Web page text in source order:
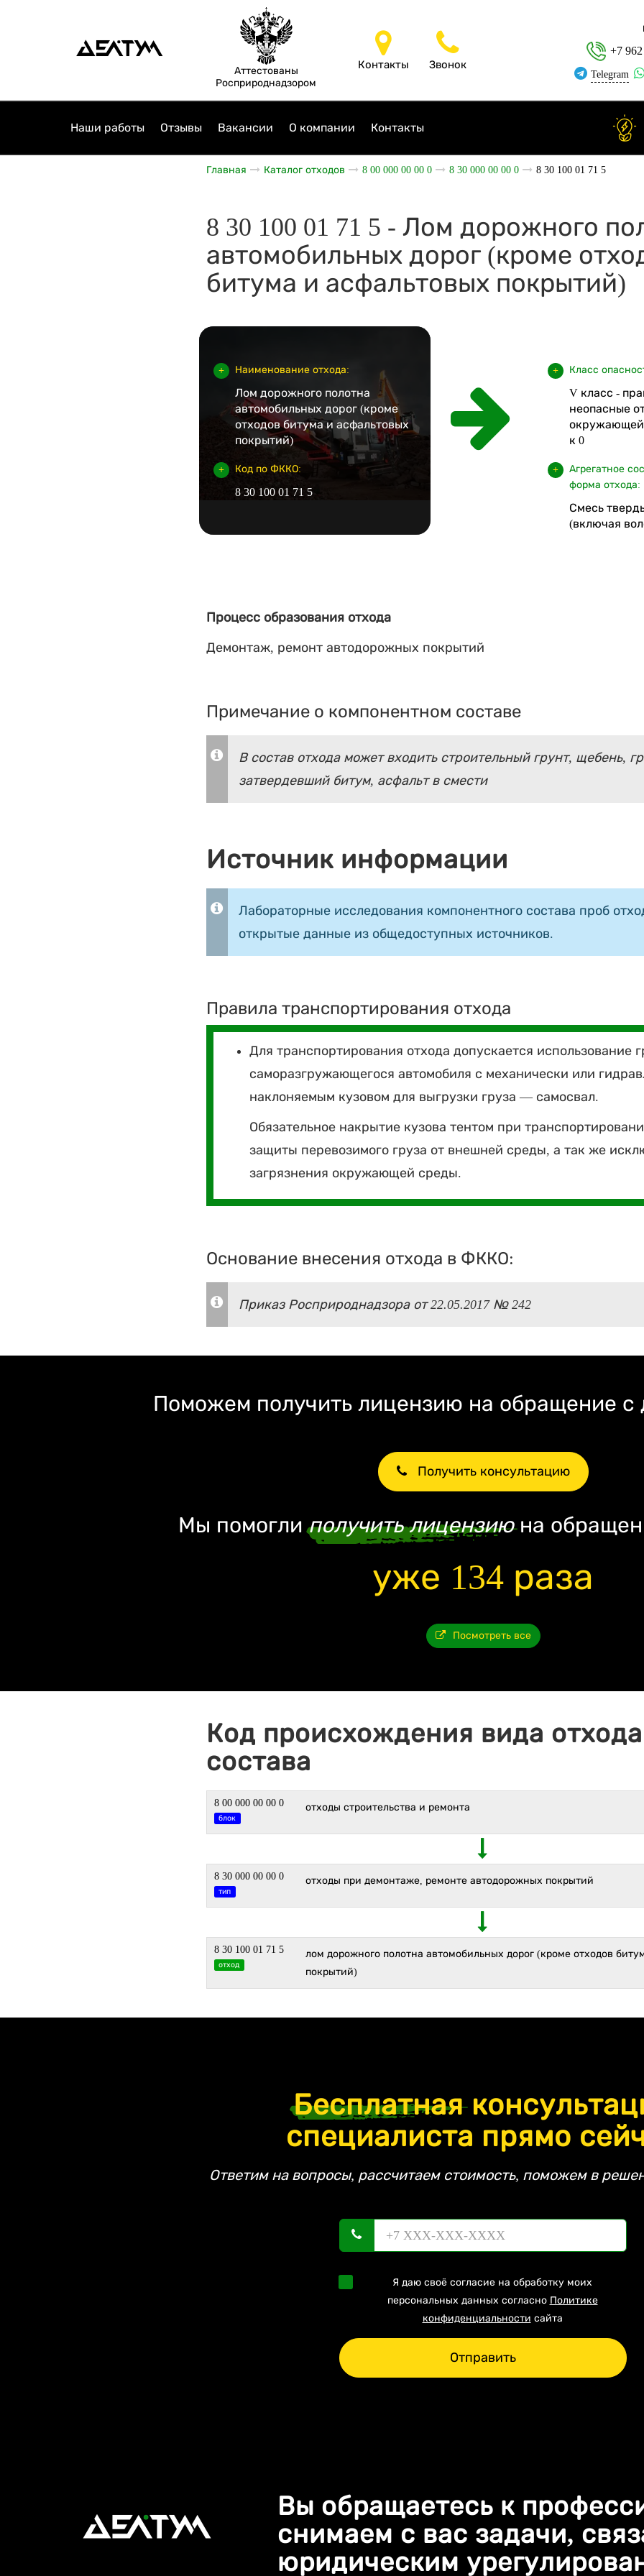
Аттестованы
Росприроднадзором
Контакты Звонок
+7
Telegram
Наши работы Отзывы Вакансии О компании Контакты
Главная Каталог отходов 8 00 000 00 00 0 8 30 000 00 00 0 8 30 100 01 71 5
8 30 100 01 71 5 - Лом дорожного
автомобильных дорог (кроме
битума и асфальтовых покрытий)
Наименование отхода:
Лом дорожного полотна
автомобильных дорог (кроме
отходов битума и асфальтовых
покрытий)
Код по ФККО:
8 30 100 01 71 5
Класс
V класс -
неопасные
окружающей
к 0
Агрегатное
форма отхода:
Смесь
(включая
Процесс образования отхода
Демонтаж, ремонт автодорожных покрытий
Примечание о компонентном составе
В состав отхода может входить строительный грунт, щебень,
затвердевший битум, асфальт в смести
Источник информации
Лабораторные исследования компонентного состава проб
открытые данные из общедоступных источников.
Правила транспортирования отхода
Для транспортирования отхода допускается использование
саморазгружающегося автомобиля с механически или
наклоняемым кузовом для выгрузки груза — самосвал.
Обязательное накрытие кузова тентом при
защиты перевозимого груза от внешней среды, а так же
загрязнения окружающей среды.
Основание внесения отхода в ФККО:
Приказ Росприроднадзора от 22.05.2017 № 242
Поможем получить лицензию на обращение с
Получить консультацию
Мы помоглиполучить лицензиюна
уже 134 раза
Посмотреть все
Код происхождения вида
состава
8 00 000 00 00 0
блок
отходы строительства и ремонта
8 30 000 00 00 0
тип
отходы при демонтаже, ремонте автодорожных покрытий
8 30 100 01 71 5
отход
лом дорожного полотна автомобильных дорог (кроме отходов
покрытий)
Бесплатная
специалиста прямо
Ответим на вопросы, рассчитаем стоимость, поможем в
Я даю своё согласие на обработку моих
персональных данных согласно Политике
конфиденциальности сайта
Отправить
Вы обращаетесь к
снимаем с вас задачи,
юридическим